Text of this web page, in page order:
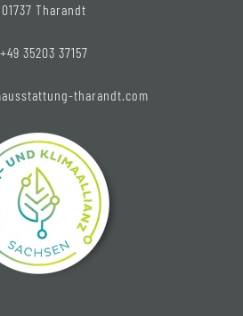
01737 Tharandt
+49 35203 37157
tharandt.com